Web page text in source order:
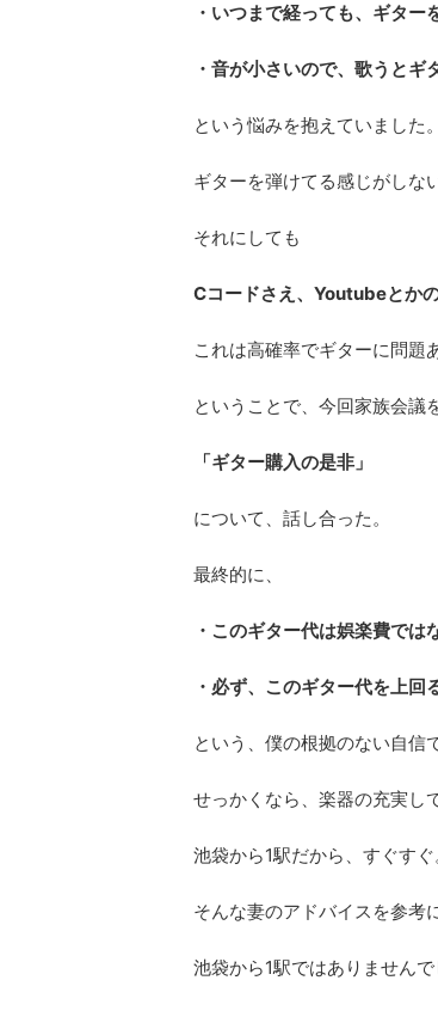
・いつまで経っても、ギター
・音が小さいので、歌うとギ
という悩みを抱えていました。
ギターを弾けてる感じがしな
それにしても
Cコードさえ、Youtubeとか
これは高確率でギターに問題
ということで、今回家族会議
「ギター購入の是非」
について、話し合った。
最終的に、
・このギター代は娯楽費では
・必ず、このギター代を上
という、僕の根拠のない自信
せっかくなら、楽器の充実し
池袋から1駅だから、すぐすぐ
そんな妻のアドバイスを参考
池袋から1駅ではありません